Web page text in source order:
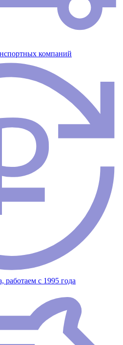
компаний
работаем с 1995 года